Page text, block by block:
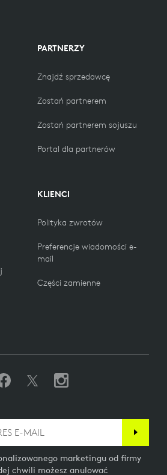
PARTNERZY
Znajdź sprzedawcę
Zostań partnerem
Zostań partnerem sojuszu
Portal dla partnerów
KLIENCI
Polityka zwrotów
Preferencje wiadomości e-
mail
Części zamienne
marketingu od firmy
chwili możesz anulować